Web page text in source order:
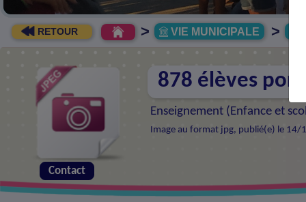
RETOUR > VIE MUNICIPALE >
878 élèves
Enseignement (Enfance et
Image au format jpg, publié(e) le
Contact